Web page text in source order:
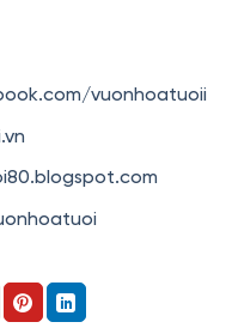
vuonhoatuoii